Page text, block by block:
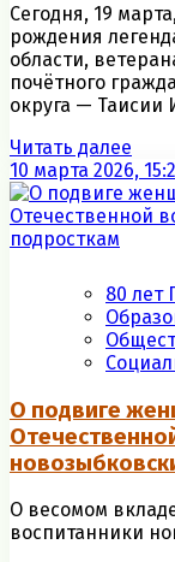
Сегодня, 19
рождения
области,
почётного
округа — Таисии
Читать далее
10 марта 2026,
80 лет
О подвиге
О весомом
воспитанники